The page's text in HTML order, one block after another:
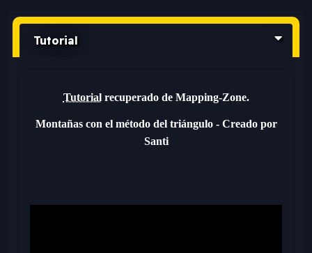
Tutorial
Tutorialrecuperado de Mapping-Zone.
Montañas con el método del triángulo - Creado por
Santi